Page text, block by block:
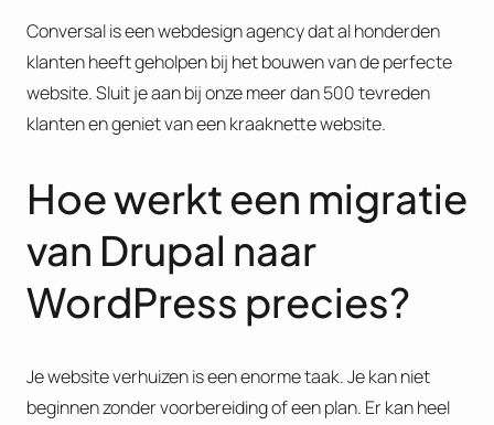
Conversal is een webdesign agency dat al honderden
klanten heeft geholpen bij het bouwen van de perfecte
website. Sluit je aan bij onze meer dan 500 tevreden
klanten en geniet van een kraaknette website.
Hoe werkt een migratie
van Drupal naar
WordPress precies?
Je website verhuizen is een enorme taak. Je kan niet
beginnen zonder voorbereiding of een plan. Er kan heel